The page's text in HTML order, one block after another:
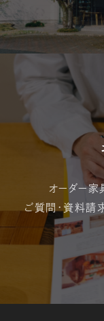
オーダー家
ご質問・資料請